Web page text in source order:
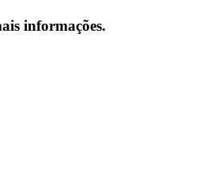
informações.